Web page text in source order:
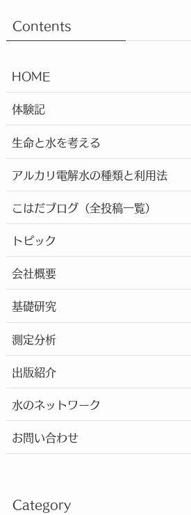
Contents
HOME
体験記
生命と水を考える
アルカリ電解水の種類と利用法
こはだブログ（全投稿一覧）
トピック
会社概要
基礎研究
測定分析
出版紹介
水のネットワーク
お問い合わせ
Category